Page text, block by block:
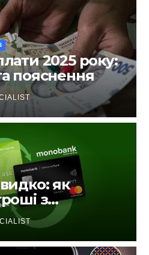
2025 року:
пояснення
як
з
Monobank